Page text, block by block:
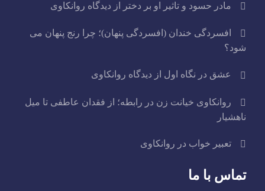
مادر حسود و تاثیر او بر دختر از دیدگاه روانکاوی
افسردگی خندان (افسردگی پنهان)؛ چرا رنج پنهان می
شود؟
عشق در نگاه اول از دیدگاه روانکاوی
روانکاوی خیانت زن در رابطه؛ از فقدان عاطفی تا میل
ناهشیار
تعبیر خواب در روانکاوی
تماس با ما